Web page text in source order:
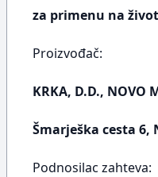
za primenu na
Proizvođač:
KRKA, D.D., NOVO
Šmarješka cesta 6,
Podnosilac zahteva: